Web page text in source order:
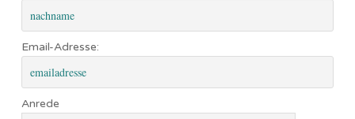
Email-Adresse:
Anrede